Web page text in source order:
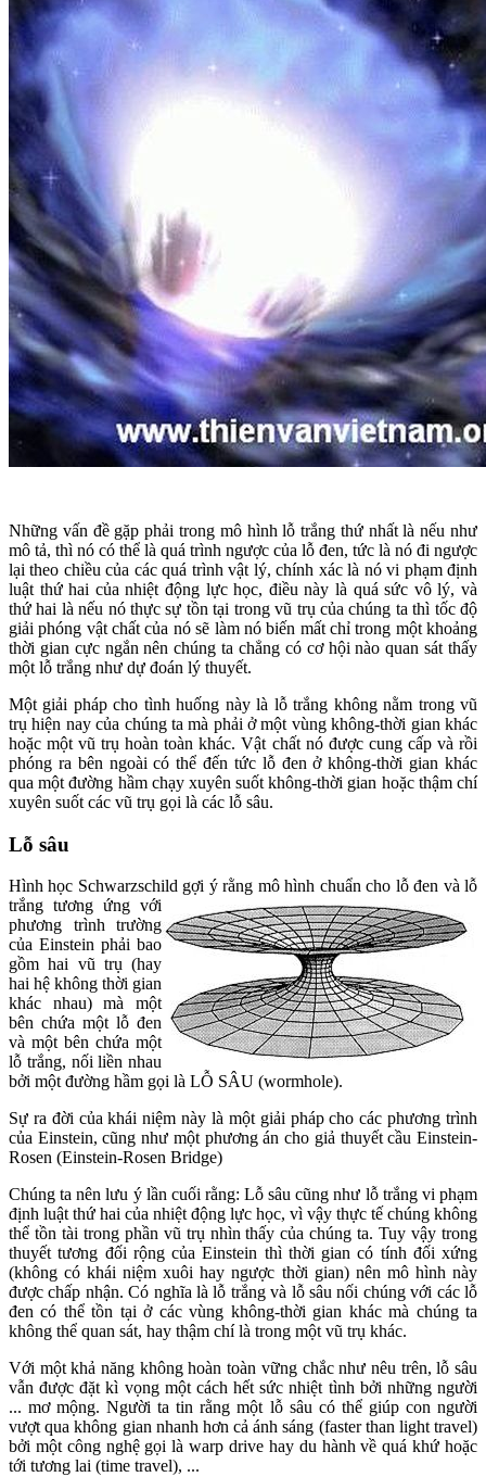
Những vấn đề gặp phải trong mô hình lỗ trắng thứ nhất là nếu như
mô tả, thì nó có thể là quá trình ngược của lỗ đen, tức là nó đi ngược
lại theo chiều của các quá trình vật lý, chính xác là nó vi phạm định
luật thứ hai của nhiệt động lực học, điều này là quá sức vô lý, và
thứ hai là nếu nó thực sự tồn tại trong vũ trụ của chúng ta thì tốc độ
giải phóng vật chất của nó sẽ làm nó biến mất chỉ trong một khoảng
thời gian cực ngắn nên chúng ta chẳng có cơ hội nào quan sát thấy
một lỗ trắng như dự đoán lý thuyết.
Một giải pháp cho tình huống này là lỗ trắng không nằm trong vũ
trụ hiện nay của chúng ta mà phải ở một vùng không-thời gian khác
hoặc một vũ trụ hoàn toàn khác. Vật chất nó được cung cấp và rồi
phóng ra bên ngoài có thể đến tức lỗ đen ở không-thời gian khác
qua một đường hầm chạy xuyên suốt không-thời gian hoặc thậm chí
xuyên suốt các vũ trụ gọi là các lỗ sâu.
Lỗ sâu
Hình học Schwarzschild gợi ý rằng mô hình chuẩn cho lỗ đen và lỗ
trắng tương ứng với
phương trình trường
của Einstein phải bao
gồm hai vũ trụ (hay
hai hệ không thời gian
khác nhau) mà một
bên chứa một lỗ đen
và một bên chứa một
lỗ trắng, nối liền nhau
bởi một đường hầm gọi là LỖ SÂU (wormhole).
Sự ra đời của khái niệm này là một giải pháp cho các phương trình
của Einstein, cũng như một phương án cho giả thuyết cầu Einstein-
Rosen (Einstein-Rosen Bridge)
Chúng ta nên lưu ý lần cuối rằng: Lỗ sâu cũng như lỗ trắng vi phạm
định luật thứ hai của nhiệt động lực học, vì vậy thực tế chúng không
thể tồn tài trong phần vũ trụ nhìn thấy của chúng ta. Tuy vậy trong
thuyết tương đối rộng của Einstein thì thời gian có tính đối xứng
(không có khái niệm xuôi hay ngược thời gian) nên mô hình này
được chấp nhận. Có nghĩa là lỗ trắng và lỗ sâu nối chúng với các lỗ
đen có thể tồn tại ở các vùng không-thời gian khác mà chúng ta
không thể quan sát, hay thậm chí là trong một vũ trụ khác.
Với một khả năng không hoàn toàn vững chắc như nêu trên, lỗ sâu
vẫn được đặt kì vọng một cách hết sức nhiệt tình bởi những người
... mơ mộng. Người ta tin rằng một lỗ sâu có thể giúp con người
vượt qua không gian nhanh hơn cả ánh sáng (faster than light travel)
bởi một công nghệ gọi là warp drive hay du hành về quá khứ hoặc
tới tương lai (time travel), ...